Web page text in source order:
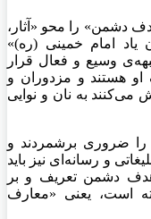
دشمن» را محو «آثار،
امام خمینی (ره)»
وسیع و فعال قرار
او هستند و مزدوران و
می‌کنند به نان و نوایی
ضروری برشمردند و
و رسانه‌ای نیز باید
دشمن تعریف و بر
است، یعنی «معارف